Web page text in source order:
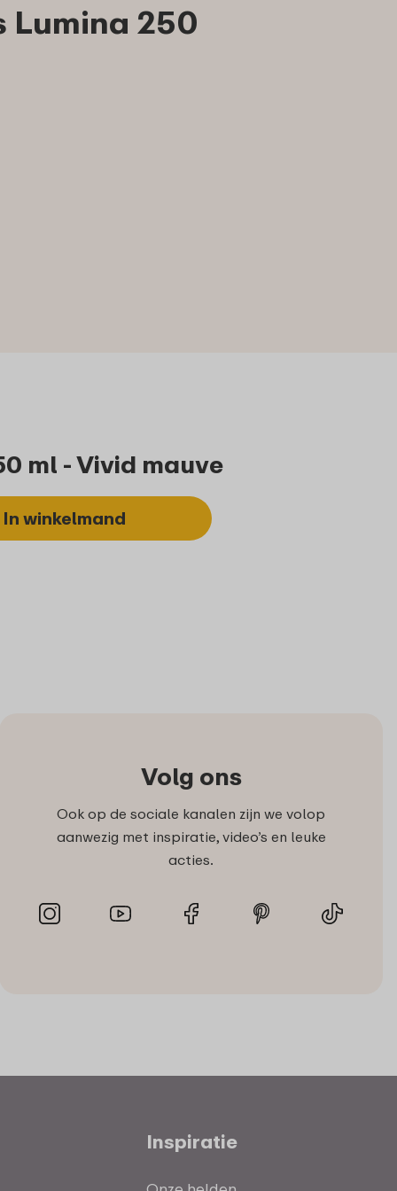
Lumina 250
ml - Vivid mauve
In winkelmand
Volg ons
Ook op de sociale kanalen zijn we volop
aanwezig met inspiratie, video’s en leuke
acties.
Inspiratie